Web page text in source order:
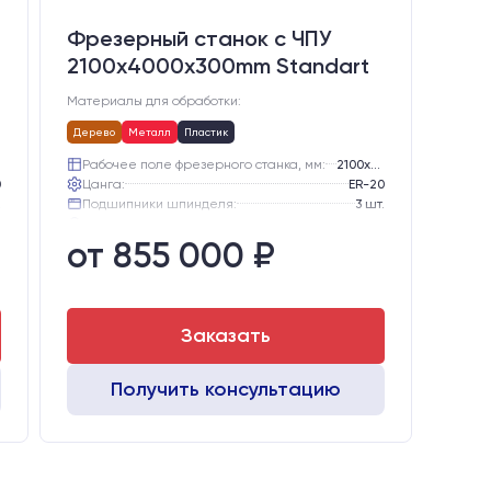
Фрезерный станок с ЧПУ
2100x4000x300mm Standart
Материалы для обработки:
Дерево Металл Пластик
Рабочее поле фрезерного станка, мм:
Цанга:
ER-20
Подшипники шпинделя:
3 шт.
Стол:
Двигатели:
от 855 000 ₽
Заказать
Получить консультацию